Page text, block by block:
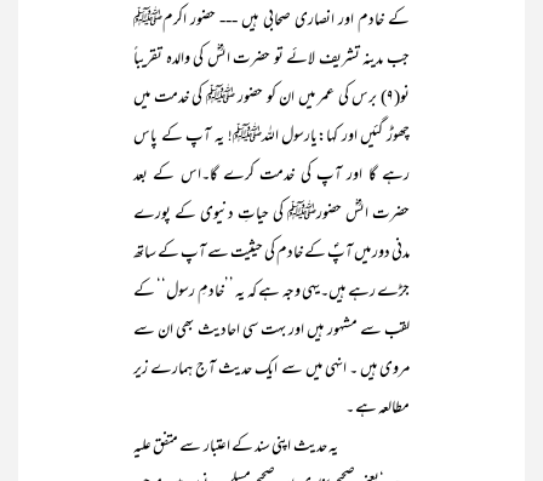
کے خادم اور انصاری صحابی ہیں --- حضور اکرمﷺ
جب مدینہ تشریف لائے تو حضرت انسؓ کی والدہ تقریباً
نو(۹) برس کی عمر میں ان کو حضور ﷺ کی خدمت میں
چھوڑ گئیں اور کہا:یارسول اللہﷺ! یہ آپ کے پاس
رہے گا اور آپ کی خدمت کرے گا۔اس کے بعد
حضرت انسؓ حضورﷺ کی حیاتِ دنیوی کے پورے
مدنی دور میں آپؐ کے خادم کی حیثیت سے آپ کے ساتھ
جڑے رہے ہیں۔یہی وجہ ہے کہ یہ ’’خادمِ رسول‘‘ کے
لقب سے مشہور ہیں اور بہت سی احادیث بھی ان سے
مروی ہیں ۔ انہی میں سے ایک حدیث آج ہمارے زیر
مطالعہ ہے ۔
یہ حدیث اپنی سند کے اعتبار سے متفق علیہ